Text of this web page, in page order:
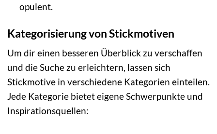
opulent.
Kategorisierung von Stickmotiven
Um dir einen besseren Überblick zu verschaffen
und die Suche zu erleichtern, lassen sich
Stickmotive in verschiedene Kategorien einteilen.
Jede Kategorie bietet eigene Schwerpunkte und
Inspirationsquellen: